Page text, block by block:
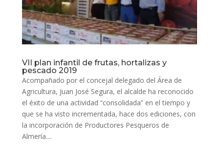
VII plan infantil de frutas, hortalizas y
pescado 2019
Acompañado por el concejal delegado del Área de
Agricultura, Juan José Segura, el alcalde ha reconocido
el éxito de una actividad “consolidada” en el tiempo y
que se ha visto incrementada, hace dos ediciones, con
la incorporación de Productores Pesqueros de
Almería....